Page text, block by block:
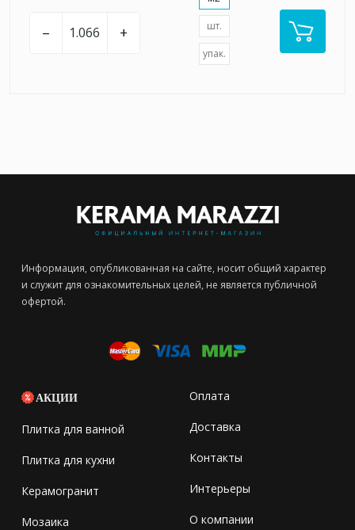
– + шт.
упак.
Информация, опубликованная на сайте, носит общий характер
и служит для ознакомительных целей, не является публичной
офертой.
АКЦИИ
Плитка для ванной
Плитка для кухни
Керамогранит
Мозаика
Оплата
Доставка
Контакты
Интерьеры
О компании